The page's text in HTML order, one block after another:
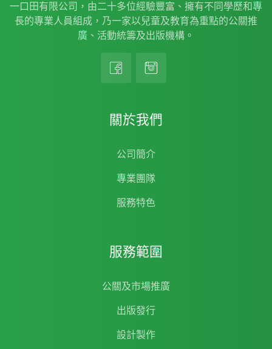
一口田有限公司，由二十多位經驗豐富、擁有不同學歷和專
長的專業人員組成，乃一家以兒童及教育為重點的公關推
廣、活動統籌及出版機構。
關於我們
公司簡介
專業團隊
服務特色
服務範圍
公關及市場推廣
出版發行
設計製作